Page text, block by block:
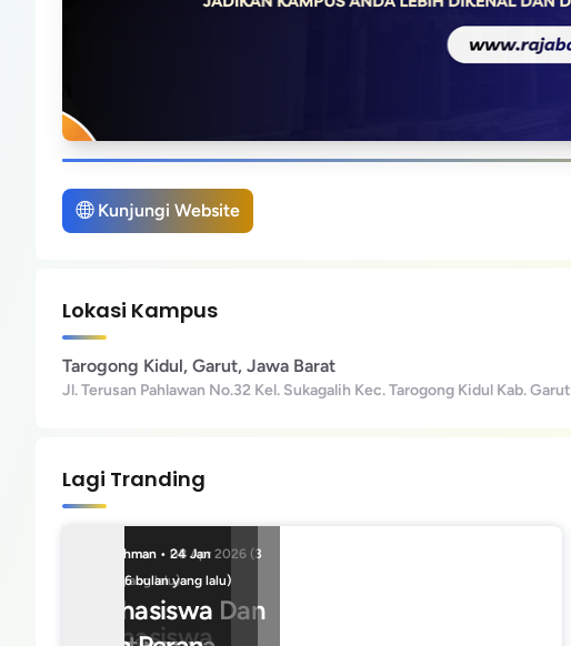
Kunjungi Website
Lokasi Kampus
Tarogong Kidul, Garut, Jawa Barat
Jl. Terusan Pahlawan No.32 Kel. Sukagalih Kec. Tarogong Kidul Kab. Garut
Lagi Tranding
Faturahman • 08 Apr 2026 (3
bulan yang lalu)
Mahasiswa Dan
Faturahman • 24 Jan
2026 (6 bulan yang lalu)
Mahasiswa
Faturahman • 24 Jan
2026 (6 bulan yang
Mahasiswa